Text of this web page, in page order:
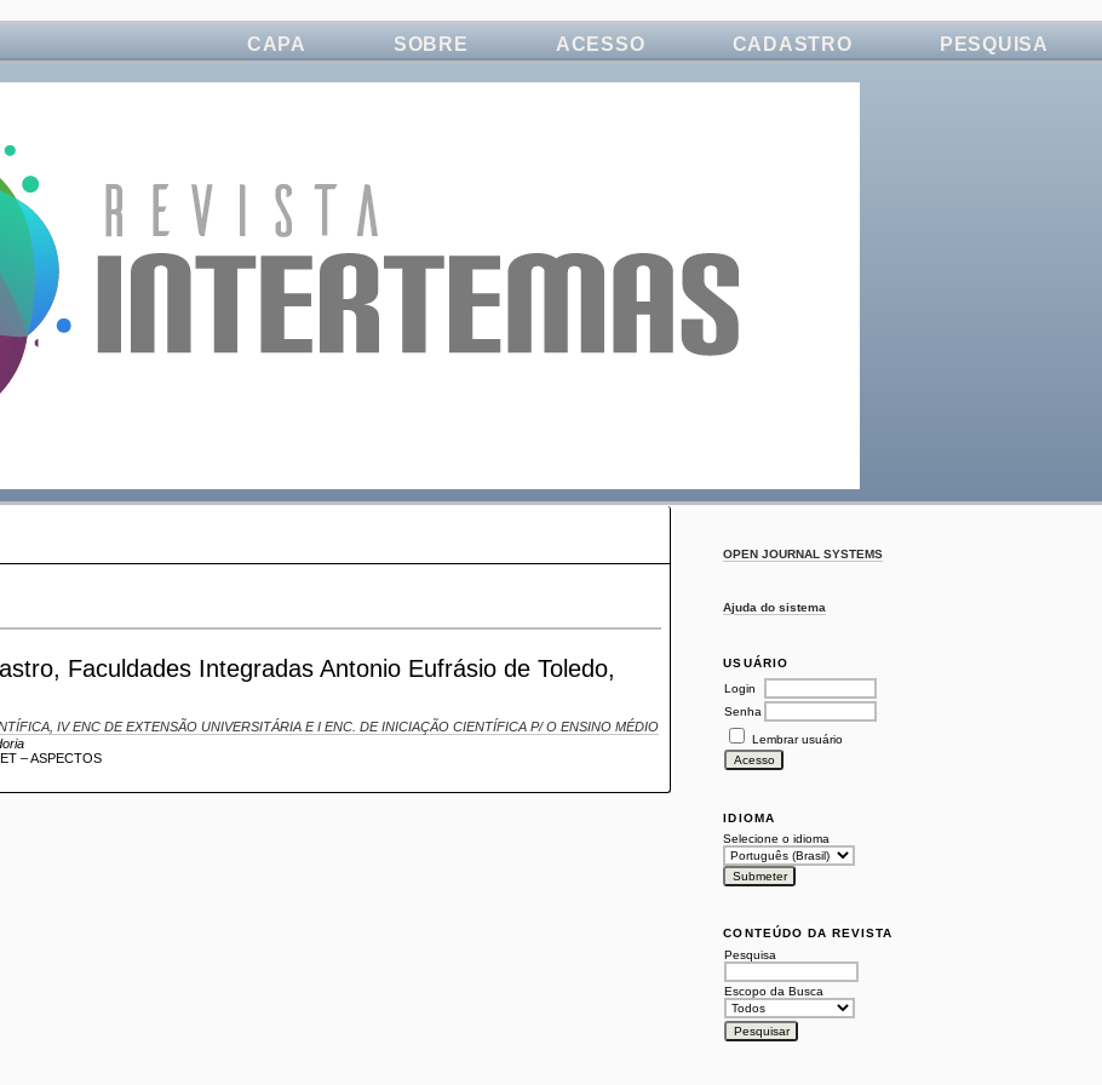
OPEN JOURNAL SYSTEMS
Ajuda do sistema
USUÁRIO
Login
Senha
Lembrar usuário
IDIOMA
Selecione o idioma
CONTEÚDO DA REVISTA
Pesquisa
Escopo da Busca
CAPA SOBRE ACESSO CADASTRO PESQUISA
Faculdades Integradas Antonio Eufrásio de Toledo,
IV ENC DE EXTENSÃO UNIVERSITÁRIA E I ENC. DE INICIAÇÃO CIENTÍFICA P/ O ENSINO MÉDIO
– ASPECTOS